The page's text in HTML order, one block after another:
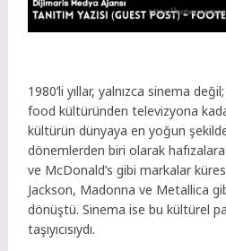
1980’li yıllar, yalnızca sinema
food kültüründen televizyona
kültürün dünyaya en yoğun
dönemlerden biri olarak hafızalara
ve McDonald’s gibi markalar
Jackson, Madonna ve Metallica
dönüştü. Sinema ise bu kültürel
taşıyıcısıydı.